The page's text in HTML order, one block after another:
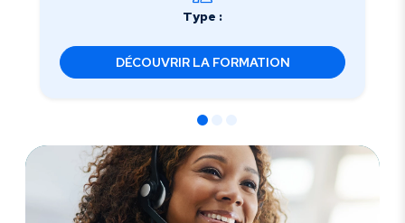
Type :
DÉCOUVRIR LA FORMATION